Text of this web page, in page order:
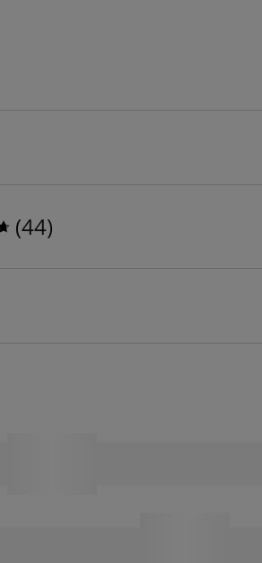
(44)